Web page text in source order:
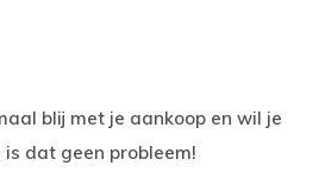
blij met je aankoop en wil je
dat geen probleem!